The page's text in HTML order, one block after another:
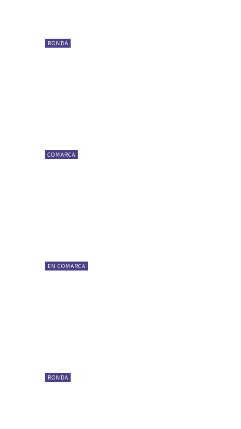
RONDA
COMARCA
EN COMARCA
RONDA